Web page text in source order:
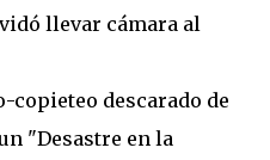
llevar cámara al
copieteo descarado de
"Desastre en la